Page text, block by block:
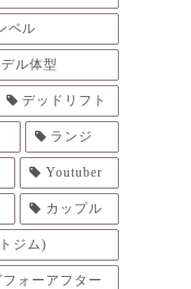
ベル
ル体型
デッドリフト
ランジ
Youtuber
カップル
ジム)
フォーアフター